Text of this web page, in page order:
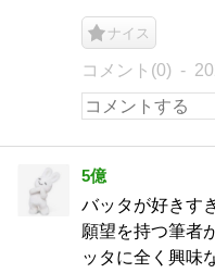
ナイス
コメント(0)
5億
バッタが好きす
願望を持つ筆者
ッタに全く興味